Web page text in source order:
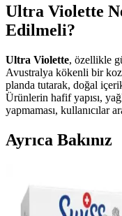
Ultra Violette
Edilmeli?
Ultra Violette, özellikle
Avustralya kökenli bir
planda tutarak, doğal
Ürünlerin hafif yapısı,
yapmaması, kullanıcılar
Ayrıca Bakınız
Sülfür Sabunu ile
Kullanım ve Öneriler